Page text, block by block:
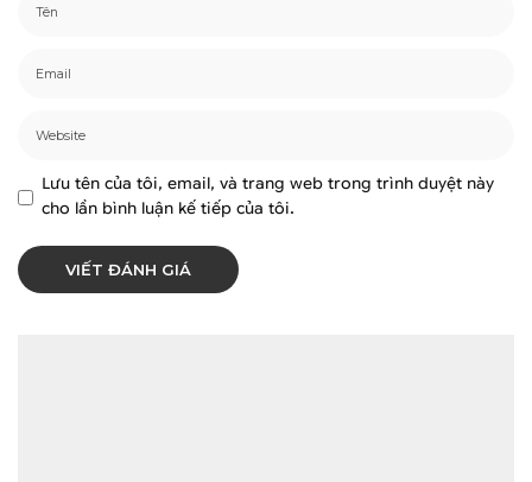
Lưu tên của tôi, email, và trang web trong trình duyệt này
cho lần bình luận kế tiếp của tôi.